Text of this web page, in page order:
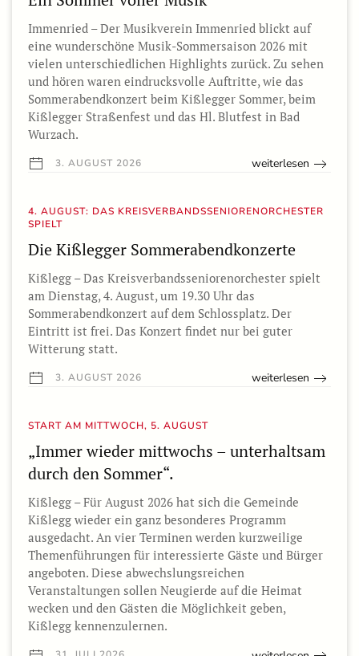
Immenried – Der Musikverein Immenried blickt auf
eine wunderschöne Musik-Sommersaison 2026 mit
vielen unterschiedlichen Highlights zurück. Zu sehen
und hören waren eindrucksvolle Auftritte, wie das
Sommerabendkonzert beim Kißlegger Sommer, beim
Kißlegger Straßenfest und das Hl. Blutfest in Bad
Wurzach.
3. AUGUST 2026 weiterlesen
4. AUGUST: DAS KREISVERBANDSSENIORENORCHESTER
SPIELT
Die Kißlegger Sommerabendkonzerte
Kißlegg – Das Kreisverbandsseniorenorchester spielt
am Dienstag, 4. August, um 19.30 Uhr das
Sommerabendkonzert auf dem Schlossplatz. Der
Eintritt ist frei. Das Konzert findet nur bei guter
Witterung statt.
3. AUGUST 2026 weiterlesen
START AM MITTWOCH, 5. AUGUST
„Immer wieder mittwochs – unterhaltsam
durch den Sommer“.
Kißlegg – Für August 2026 hat sich die Gemeinde
Kißlegg wieder ein ganz besonderes Programm
ausgedacht. An vier Terminen werden kurzweilige
Themenführungen für interessierte Gäste und Bürger
angeboten. Diese abwechslungsreichen
Veranstaltungen sollen Neugierde auf die Heimat
wecken und den Gästen die Möglichkeit geben,
Kißlegg kennenzulernen.